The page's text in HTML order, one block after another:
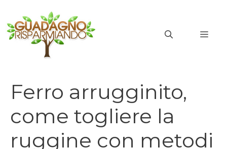
contenuto
Ferro arrugginito,
come togliere la
ruggine con metodi